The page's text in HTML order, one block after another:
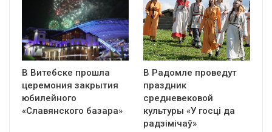
В Витебске прошла
церемония закрытия
юбилейного
«Славянского базара»
В Радомле проведут
праздник
средневековой
культуры «У госці да
радзімічаў»